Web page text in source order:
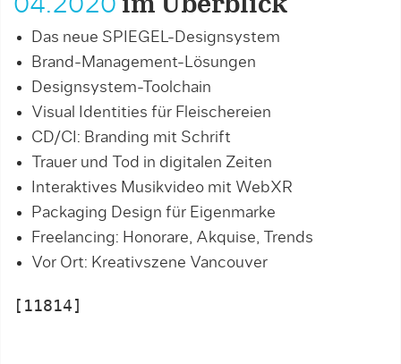
04.2020 im Überblick
Das neue SPIEGEL-Designsystem
Brand-Management-Lösungen
Designsystem-Toolchain
Visual Identities für Fleischereien
CD/CI: Branding mit Schrift
Trauer und Tod in digitalen Zeiten
Interaktives Musikvideo mit WebXR
Packaging Design für Eigenmarke
Freelancing: Honorare, Akquise, Trends
Vor Ort: Kreativszene Vancouver
[11814]